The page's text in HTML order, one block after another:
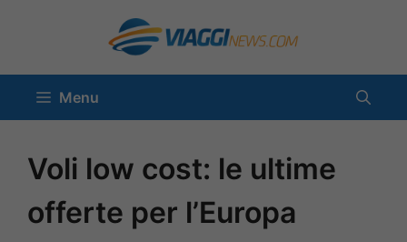
contenuto
Menu
Voli low cost: le ultime
offerte per l’Europa